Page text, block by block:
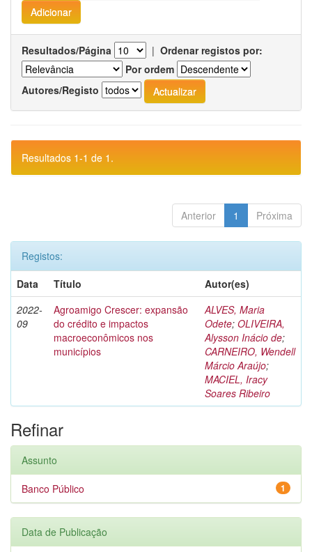
Resultados/Página | Ordenar registos por:
Por ordem
Autores/Registo
Resultados 1-1 de 1.
Anterior 1 Próxima
Registos:
Data
Título
Autor(es)
2022-
09
Agroamigo Crescer: expansão
do crédito e impactos
macroeconômicos nos
municípios
ALVES, Maria
Odete; OLIVEIRA,
Alysson Inácio de;
CARNEIRO, Wendell
Márcio Araújo;
MACIEL, Iracy
Soares Ribeiro
Refinar
Assunto
1
Banco Público
Data de Publicação